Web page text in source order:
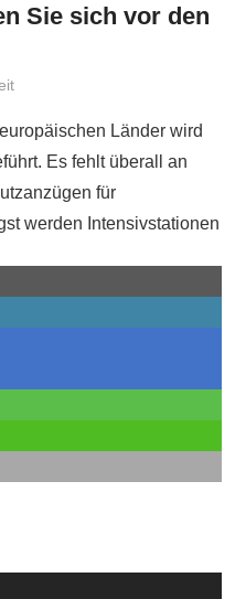
Sie sich vor den
Länder wird
Es fehlt überall an
für
werden Intensivstationen